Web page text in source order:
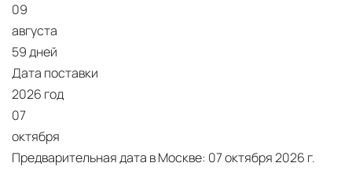
09
августа
59 дней
Дата поставки
2026 год
07
октября
Предварительная дата в Москве: 07 октября 2026 г.